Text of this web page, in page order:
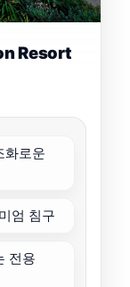
Resort
화로운
엄 침구
전용